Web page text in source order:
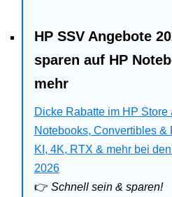
Web
Business
Angebote
Bitdefender
HP SSV Angebote
sparen auf HP
mehr
Dicke Rabatte im HP Store
Notebooks, Convertibles &
KI, 4K, RTX & mehr bei
2026
👉 Schnell sein & sparen!